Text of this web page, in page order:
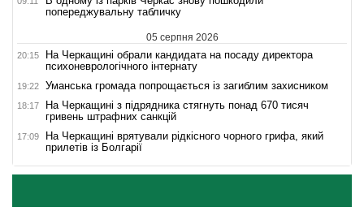
попереджувальну табличку
05 серпня 2026
20:15
На Черкащині обрали кандидата на посаду директора
психоневрологічного інтернату
19:22 Уманська громада попрощається із загиблим захисником
18:17
На Черкащині з підрядника стягнуть понад 670 тисяч
гривень штрафних санкцій
17:09
На Черкащині врятували рідкісного чорного грифа, який
прилетів із Болгарії